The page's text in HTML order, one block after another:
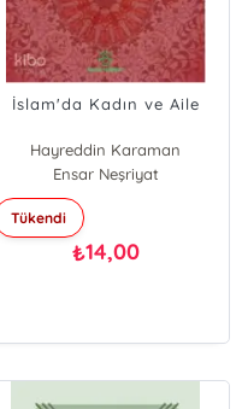
İslam'da Kadın ve Aile
Hayreddin Karaman
Ensar Neşriyat
Tükendi
₺14,00